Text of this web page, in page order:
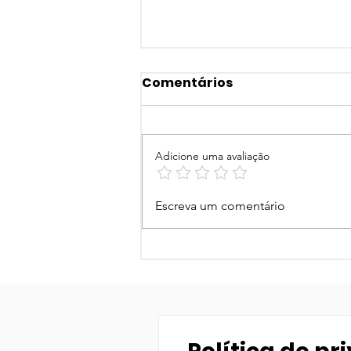
Festival Ruydstock
Comentários
Adicione uma avaliação
Escreva um comentário